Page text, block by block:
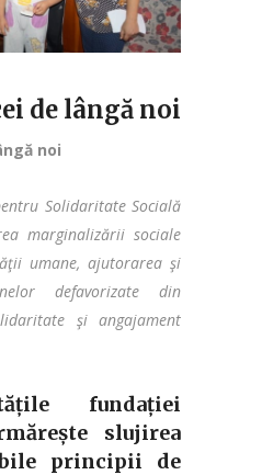
de lângă noi
noi
Solidaritate Socială
marginalizării sociale
umane, ajutorarea şi
defavorizate din
şi angajament
fundației
slujirea
principii de